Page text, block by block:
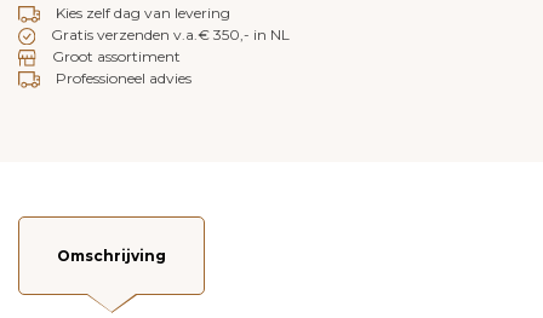
Kies zelf dag van levering
Gratis verzenden v.a.€ 350,- in NL
Groot assortiment
Professioneel advies
Omschrijving